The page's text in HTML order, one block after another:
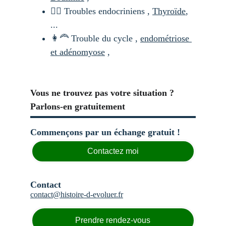
Vous ne trouvez pas votre situation ?
Parlons-en gratuitement
😶‍🌫️ Troubles endocriniens , Thyroïde,
...
👩‍🦰 Trouble du cycle , endométriose
et adénomyose ,
Contact
contact@histoire-d-evoluer.fr
Contactez moi
Commençons par un échange gratuit !
Prendre rendez-vous